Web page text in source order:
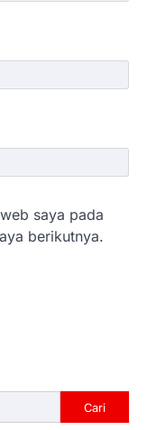
saya pada
berikutnya.
Cari